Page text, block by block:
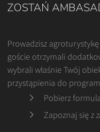
ZOSTAŃ
Prowadzisz
goście otrzymali
wybrali właśnie Twój
przystąpienia do
Pobierz
Zapoznaj się z